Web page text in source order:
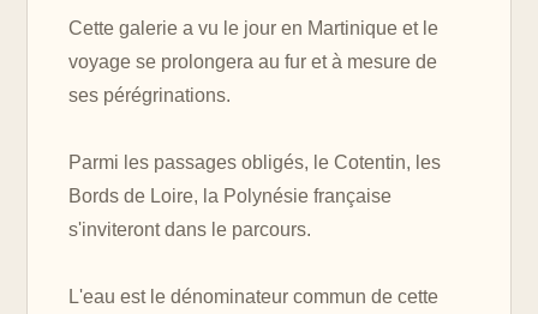
Cette galerie a vu le jour en Martinique et le
voyage se prolongera au fur et à mesure de
ses pérégrinations.
Parmi les passages obligés, le Cotentin, les
Bords de Loire, la Polynésie française
s'inviteront dans le parcours.
L'eau est le dénominateur commun de cette